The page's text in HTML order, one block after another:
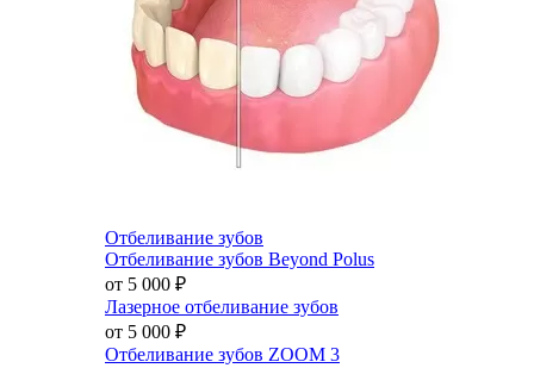
Отбеливание зубов
Отбеливание зубов Beyond Polus
от 5 000 ₽
Лазерное отбеливание зубов
от 5 000 ₽
Отбеливание зубов ZOOM 3